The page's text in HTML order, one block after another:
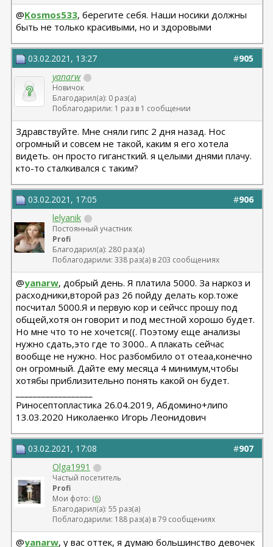
@Kosmos533, берегите себя. Наши носики должны
быть не только красивыми, но и здоровыми
#905
03.02.2021, 13:27
yanarw
Новичок
Благодарил(а): 0 раз(а)
Поблагодарили: 1 раз в 1 сообщении
Здравствуйте. Мне сняли гипс 2 дня назад. Нос
огромный и совсем не такой, каким я его хотела
видеть. он просто гигансткий. я целыми днями плачу.
кто-то сталкивался с таким?
#906
03.02.2021, 17:05
lelyanik
Постоянный участник
Profi
Благодарил(а): 280 раз(а)
Поблагодарили: 338 раз(а) в 203 сообщениях
@yanarw, добрый день. Я платила 5000. За наркоз и
расходники,второй раз 26 пойду делать кор.тоже
посчитал 5000.Я и первую кор и сейчсс прошу под
общей,хотя он говорит и под местной хорошо будет.
Но мне что то не хочется((. Поэтому еще анализы
нужно сдать,это где то 3000.. А плакать сейчас
вообще не нужно. Нос разбомбило от отеаа,конечно
он огромный. Дайте ему месяца 4 минимум,чтобы
хотябы приблизительно понять какой он будет.
Риносептопластика 26.04.2019, Абдомино+липо
13.03.2020 Николаенко Игорь Леонидович
#907
03.02.2021, 17:08
Olga1991
Частый посетитель
Profi
Мои фото: (6)
Благодарил(а): 55 раз(а)
Поблагодарили: 188 раз(а) в 79 сообщениях
@yanarw, у вас оттек, я думаю большинство девочек